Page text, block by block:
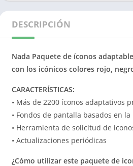
DESCRIPCIÓN
Nada Paquete de íconos
con los icónicos colores rojo,
CARACTERÍSTICAS:
• Más de 2200 íconos adaptativos
• Fondos de pantalla basados ​​en la
• Herramienta de solicitud de
• Actualizaciones periódicas
¿Cómo utilizar este paquete de